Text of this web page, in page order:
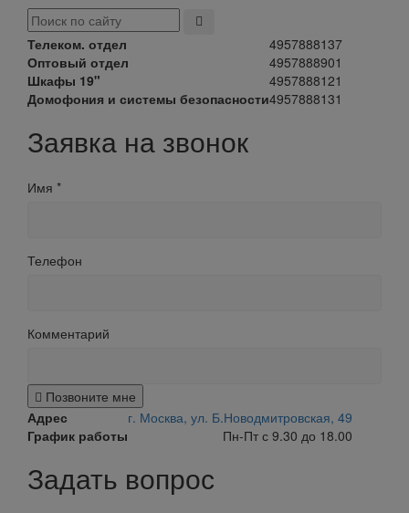
Телеком. отдел
4957888137
Оптовый отдел
4957888901
Шкафы 19"
4957888121
Домофония и системы безопасности4957888131
Заявка на звонок
Имя *
Телефон
Комментарий
Позвоните мне
Адрес
г. Москва, ул. Б.Новодмитровская, 49
График работы
Пн-Пт с 9.30 до 18.00
Задать вопрос